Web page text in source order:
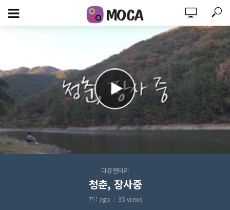
다큐멘터리
청춘, 장사중
7달 ago 35 views